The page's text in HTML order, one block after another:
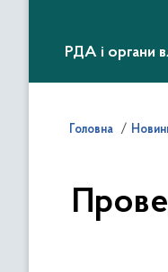
РДА і органи
Головна